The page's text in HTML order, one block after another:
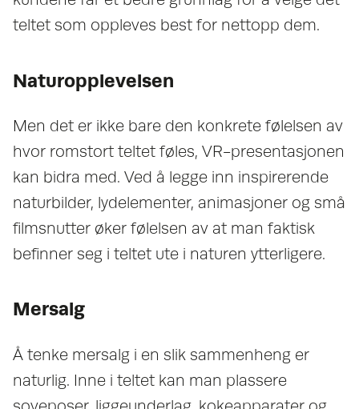
teltet som oppleves best for nettopp dem.
Naturopplevelsen
Men det er ikke bare den konkrete følelsen av
hvor romstort teltet føles, VR-presentasjonen
kan bidra med. Ved å legge inn inspirerende
naturbilder, lydelementer, animasjoner og små
filmsnutter øker følelsen av at man faktisk
befinner seg i teltet ute i naturen ytterligere.
Mersalg
Å tenke mersalg i en slik sammenheng er
naturlig. Inne i teltet kan man plassere